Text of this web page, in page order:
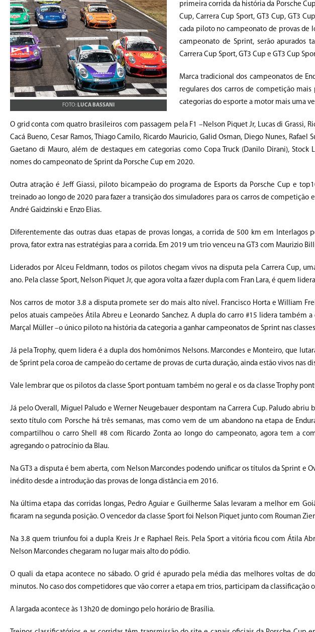
FOTO: LUCA BASSANI
primeira corrida da história da Porsche
Cup, Carrera Cup Sport, GT3 Cup, GT3
cada piloto no campeonato de provas de
campeonato de Sprint, serão apurados
Carrera Cup Sport, GT3 Cup e GT3 Cup
Marca tradicional dos campeonatos de
regulares dos carros de competição
categorias do esporte a motor mais uma
O grid conta com quatro brasileiros com passagem pela F1 –Nelson Piquet Jr, Lucas di Grassi,
Cacá Bueno, Cesar Ramos, Thiago Camilo, Ricardo Mauricio, Galid Osman, Diego Nunes, Rafael
Gaetano di Mauro, além de destaques em categorias como Copa Truck (Danilo Dirani), Stock
nomes do campeonato de Sprint da Porsche Cup em 2020.
Outra atração é Jeff Giassi, piloto bicampeão do programa de Esports da Porsche Cup e
treinado ao longo de 2020 para fazer a transição dos simuladores para os carros de competição
André Gaidzinski e Enzo Elias.
Diferentemente das outras duas etapas de provas longas, a corrida de 500 km em
prova, fator extra nas estratégias para a corrida. Em 2019 um trio venceu na GT3 com Maurizio
Liderados por Alceu Feldmann, todos os pilotos chegam vivos na disputa pela Carrera Cup,
ano. Pela classe Sport, Nelson Piquet Jr, que agora volta a fazer dupla com Fran Lara, é quem
Nos carros de motor 3.8 a disputa promete ser do mais alto nível. Francisco Horta e William
pelos atuais campeões Átila Abreu e Leonardo Sanchez. A dupla do carro #15 lidera também
Marçal Müller –o único piloto na história da categoria a ganhar campeonatos de Sprint nas
Já pela Trophy, quem lidera é a dupla dos homônimos Nelsons. Marcondes e Monteiro, que
de Sprint pela coroa de campeão do certame de provas de curta duração, ainda estão vivos nas
Vale lembrar que os pilotos da classe Sport pontuam também no geral e os da classe Trophy
Já pelo Overall, Miguel Paludo e Werner Neugebauer despontam na Carrera Cup. Paludo
sexto título com Porsche há três semanas, mas como vem de um abandono na etapa de
compartilhou o carro Shell #8 com Ricardo Zonta ao longo do campeonato, agora tem a
agregando o patrocínio da Blau.
Na GT3 a disputa é bem aberta, com Nelson Marcondes podendo unificar os títulos da Sprint e
inédito desde a introdução das provas de longa distância em 2016.
Na última etapa das corridas longas, Pedro Aguiar e Guilherme Salas levaram a melhor em
ficaram na segunda posição. O vencedor da classe Sport foi Nelson Piquet junto com Rouman
Na 3.8 quem triunfou foi a dupla Kreis Jr e Raphael Reis. Pela Sport a vitória ficou com Átila
Nelson Marcondes chegaram no lugar mais alto do pódio.
O quali da etapa acontece no sábado. O grid é apurado pela média das melhores voltas de
minutos. No caso dos competidores que vão correr a etapa em trios, participam da classificação
A largada acontece às 13h20 de domingo pelo horário de Brasília.